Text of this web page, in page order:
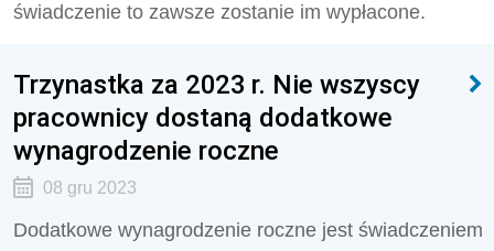
świadczenie to zawsze zostanie im wypłacone.
Trzynastka za 2023 r. Nie wszyscy
pracownicy dostaną dodatkowe
wynagrodzenie roczne
08 gru 2023
Dodatkowe wynagrodzenie roczne jest świadczeniem